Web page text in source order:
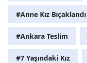
#Anne Kız Bıçaklandı
#Ankara Teslim
#7 Yaşındaki Kız